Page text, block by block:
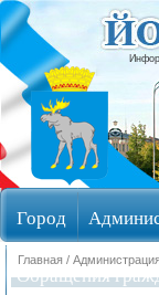
Город
Обращения
Главная /